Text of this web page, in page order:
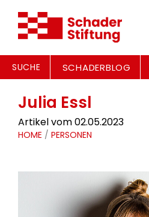
SUCHE SCHADERBLOG
Julia Essl
Artikel vom 02.05.2023
HOME / PERSONEN